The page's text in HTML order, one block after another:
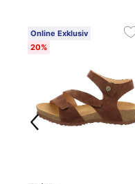
Online Exklusiv
20%